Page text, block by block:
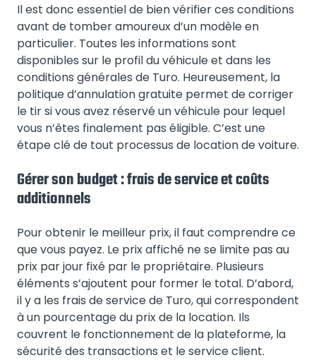
Il est donc essentiel de bien vérifier ces conditions
avant de tomber amoureux d’un modèle en
particulier. Toutes les informations sont
disponibles sur le profil du véhicule et dans les
conditions générales de Turo. Heureusement, la
politique d’annulation gratuite permet de corriger
le tir si vous avez réservé un véhicule pour lequel
vous n’êtes finalement pas éligible. C’est une
étape clé de tout processus de location de voiture.
Gérer son budget : frais de service et coûts
additionnels
Pour obtenir le meilleur prix, il faut comprendre ce
que vous payez. Le prix affiché ne se limite pas au
prix par jour fixé par le propriétaire. Plusieurs
éléments s’ajoutent pour former le total. D’abord,
il y a les frais de service de Turo, qui correspondent
à un pourcentage du prix de la location. Ils
couvrent le fonctionnement de la plateforme, la
sécurité des transactions et le service client.